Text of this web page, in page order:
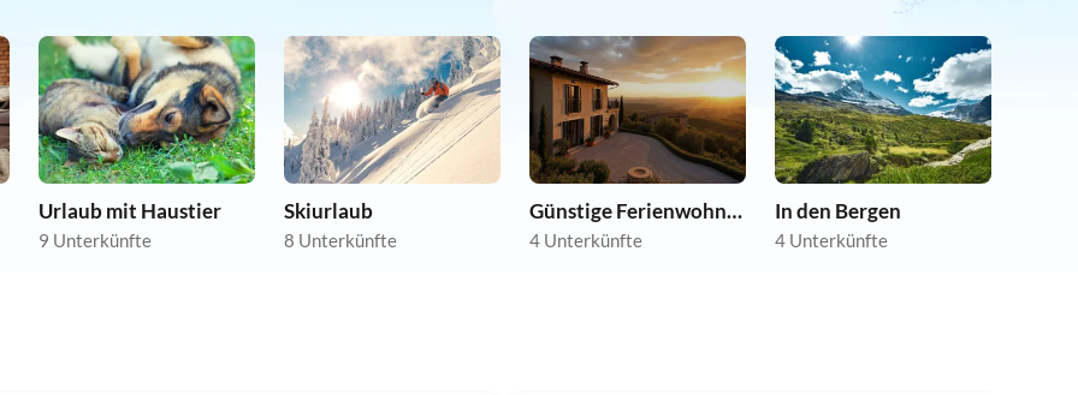
Urlaub mit Haustier
9 Unterkünfte
Skiurlaub
8 Unterkünfte
Günstige Ferienwohnungen
4 Unterkünfte
In den Bergen
4 Unterkünfte